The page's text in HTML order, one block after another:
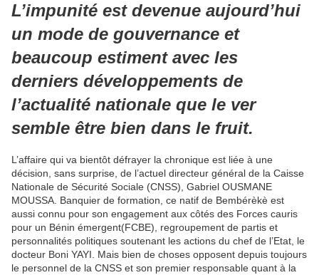
L’impunité est devenue aujourd’hui
un mode de gouvernance et
beaucoup estiment avec les
derniers développements de
l’actualité nationale que le ver
semble être bien dans le fruit.
L’affaire qui va bientôt défrayer la chronique est liée à une
décision, sans surprise, de l’actuel directeur général de la Caisse
Nationale de Sécurité Sociale (CNSS), Gabriel OUSMANE
MOUSSA. Banquier de formation, ce natif de Bembérèkè est
aussi connu pour son engagement aux côtés des Forces cauris
pour un Bénin émergent(FCBE), regroupement de partis et
personnalités politiques soutenant les actions du chef de l’Etat, le
docteur Boni YAYI. Mais bien de choses opposent depuis toujours
le personnel de la CNSS et son premier responsable quant à la